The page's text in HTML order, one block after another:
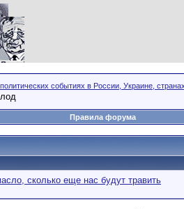
событиях в России, Украине,
Правила форума
сколько еще нас будут травить